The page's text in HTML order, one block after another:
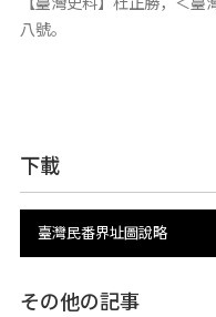
八號。
下載
臺灣民番界址圖說略
その他の記事